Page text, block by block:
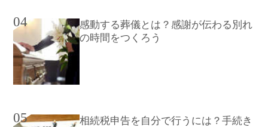
04
感動する葬儀とは？感謝が伝わる別れ
の時間をつくろう
05
相続税申告を自分で行うには？手続き